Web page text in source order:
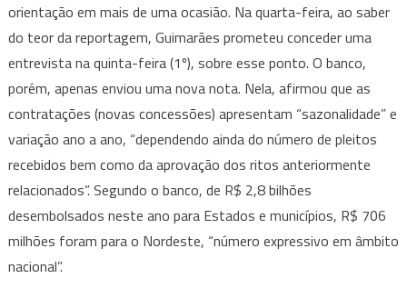
orientação em mais de uma ocasião. Na quarta-feira, ao saber
do teor da reportagem, Guimarães prometeu conceder uma
entrevista na quinta-feira (1º), sobre esse ponto. O banco,
porém, apenas enviou uma nova nota. Nela, afirmou que as
contratações (novas concessões) apresentam “sazonalidade” e
variação ano a ano, “dependendo ainda do número de pleitos
recebidos bem como da aprovação dos ritos anteriormente
relacionados”. Segundo o banco, de R$ 2,8 bilhões
desembolsados neste ano para Estados e municípios, R$ 706
milhões foram para o Nordeste, “número expressivo em âmbito
nacional”.